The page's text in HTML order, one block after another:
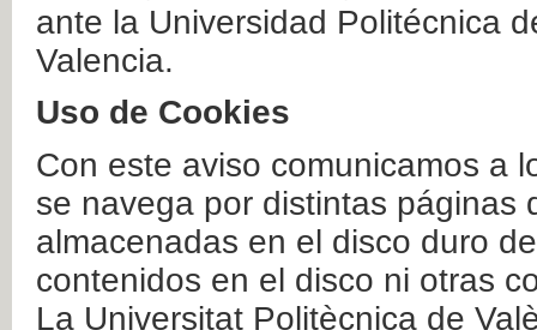
ante la Universidad Politécnica
Valencia.
Uso de Cookies
Con este aviso comunicamos a
se navega por distintas páginas
almacenadas en el disco duro
contenidos en el disco ni otras
La Universitat Politècnica de